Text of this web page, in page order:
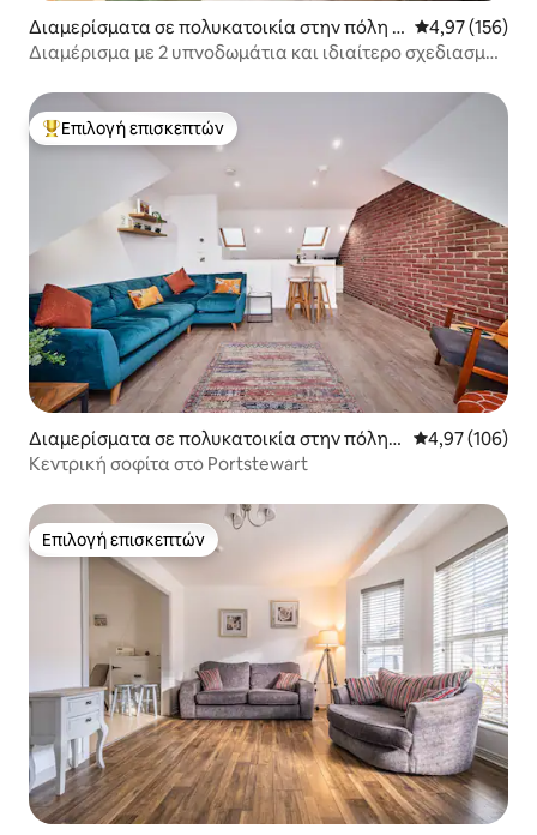
Διαμερίσματα σε πολυκατοικία στην πόλη C
auseway Coast and Glens
Μέση
4,97 (156)
Διαμέρισμα με 2 υπνοδωμάτια και ιδιαίτερο σχεδιασμό
Κορυφαία επιλογή επισκεπτών
Επιλογή επισκεπτών
Διαμερίσματα σε πολυκατοικία στην πόλη P
ortstewart
Μέση
4,97 (106)
Κεντρική σοφίτα στο Portstewart
Επιλογή επισκεπτών
Επιλογή επισκεπτών